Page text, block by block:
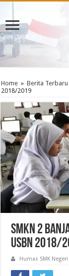
Home » Berita Terbaru
2018/2019
SMKN 2
USBN 2018/
Humas SMK